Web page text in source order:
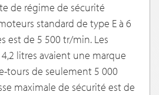
de régime de sécurité
standard de type E à 6
est de 5 500 tr/min. Les
litres avaient une marque
tours de seulement 5 000
maximale de sécurité est de